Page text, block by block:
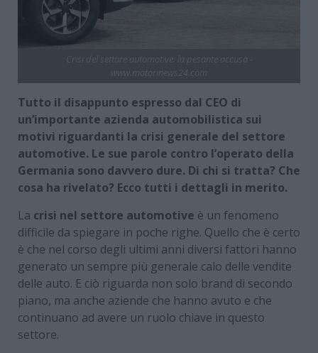
Tutto il disappunto espresso dal CEO di
un’importante azienda automobilistica sui
motivi riguardanti la crisi generale del settore
automotive. Le sue parole contro l’operato della
Germania sono davvero dure. Di chi si tratta? Che
cosa ha rivelato? Ecco tutti i dettagli in merito.
La crisi nel settore automotive è un fenomeno
difficile da spiegare in poche righe. Quello che è certo
è che nel corso degli ultimi anni diversi fattori hanno
generato un sempre più generale calo delle vendite
delle auto. E ciò riguarda non solo brand di secondo
piano, ma anche aziende che hanno avuto e che
continuano ad avere un ruolo chiave in questo
settore.